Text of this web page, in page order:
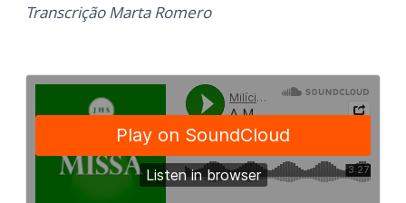
Transcrição Marta Romero